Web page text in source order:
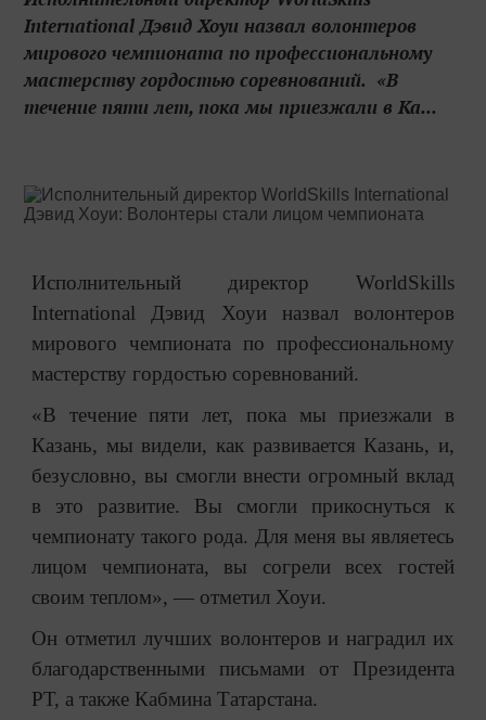
International Дэвид Хоуи назвал волонтеров
мирового чемпионата по профессиональному
мастерству гордостью соревнований. «В
течение пяти лет, пока мы приезжали в Ка...
Исполнительный директор WorldSkills
International Дэвид Хоуи назвал волонтеров
мирового чемпионата по профессиональному
мастерству гордостью соревнований.
«В течение пяти лет, пока мы приезжали в
Казань, мы видели, как развивается Казань, и,
безусловно, вы смогли внести огромный вклад
в это развитие. Вы смогли прикоснуться к
чемпионату такого рода. Для меня вы являетесь
лицом чемпионата, вы согрели всех гостей
своим теплом», — отметил Хоуи.
Он отметил лучших волонтеров и наградил их
благодарственными письмами от Президента
РТ, а также Кабмина Татарстана.